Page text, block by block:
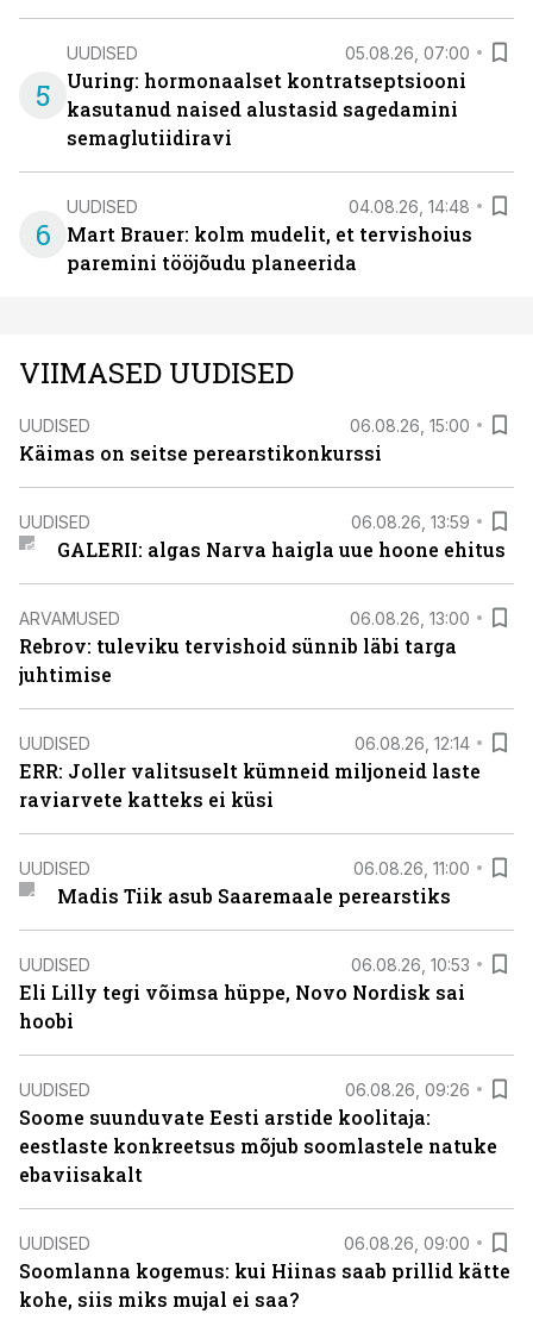
5
UUDISED 05.08.26, 07:00
Uuring: hormonaalset kontratseptsiooni
kasutanud naised alustasid sagedamini
semaglutiidiravi
6
UUDISED 04.08.26, 14:48
Mart Brauer: kolm mudelit, et tervishoius
paremini tööjõudu planeerida
VIIMASED UUDISED
UUDISED 06.08.26, 15:00
Käimas on seitse perearstikonkurssi
UUDISED 06.08.26, 13:59
GALERII: algas Narva haigla uue hoone ehitus
ARVAMUSED 06.08.26, 13:00
Rebrov: tuleviku tervishoid sünnib läbi targa
juhtimise
UUDISED 06.08.26, 12:14
ERR: Joller valitsuselt kümneid miljoneid laste
raviarvete katteks ei küsi
UUDISED 06.08.26, 11:00
Madis Tiik asub Saaremaale perearstiks
UUDISED 06.08.26, 10:53
Eli Lilly tegi võimsa hüppe, Novo Nordisk sai
hoobi
UUDISED 06.08.26, 09:26
Soome suunduvate Eesti arstide koolitaja:
eestlaste konkreetsus mõjub soomlastele natuke
ebaviisakalt
UUDISED 06.08.26, 09:00
Soomlanna kogemus: kui Hiinas saab prillid kätte
kohe, siis miks mujal ei saa?